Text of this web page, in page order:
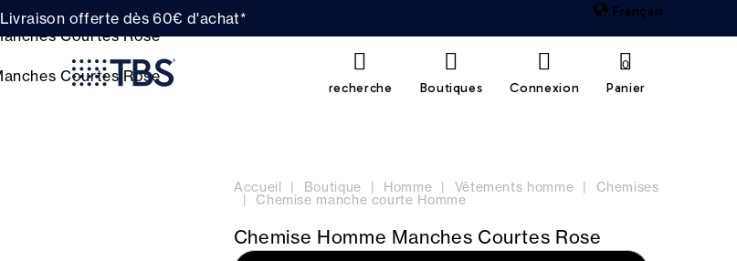
Livraison offerte dès 60€ d'achat* Français
recherche Boutiques Connexion Panier
0
Accueil Boutique Homme Vêtements homme Chemises
Chemise manche courte Homme
Chemise Homme Manches Courtes Rose